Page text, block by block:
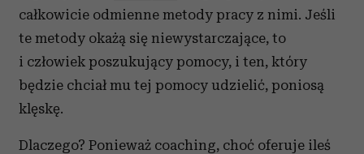
całkowicie odmienne metody pracy z nimi. Jeśli
te metody okażą się niewystarczające, to
i człowiek poszukujący pomocy, i ten, który
będzie chciał mu tej pomocy udzielić, poniosą
klęskę.
Dlaczego? Ponieważ coaching, choć oferuje ileś